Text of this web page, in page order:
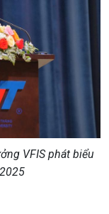
VFIS phát biểu